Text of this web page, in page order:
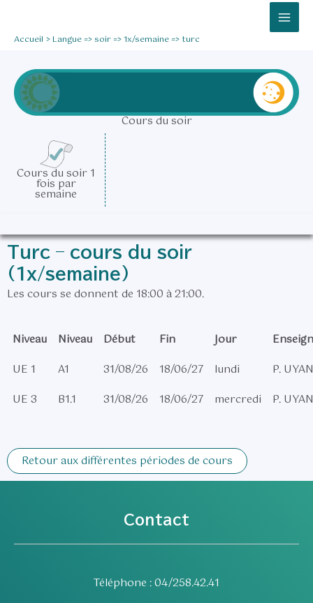
contenu
Main
Accueil Langue => soir => 1x/semaine => turc
Cours du soir
Cours du soir 1
fois par
semaine
Turc – cours du soir
(1x/semaine)
Les cours se donnent de 18:00 à 21:00.
Niveau Niveau Début Fin Jour
UE 1
A1 31/08/26 18/06/27 lundi
P.
UE 3
B1.1 31/08/26 18/06/27 mercredi P.
Retour aux différentes périodes de cours
Contact
Téléphone : 04/258.42.41